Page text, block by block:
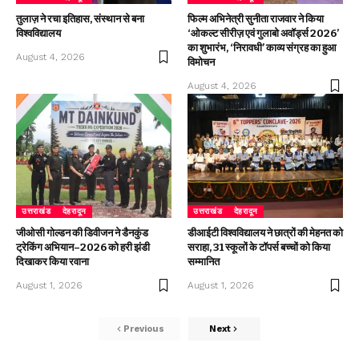
तुलाज़ ने रचा इतिहास, संस्थान से बना
विश्वविद्यालय
August 4, 2026
फिल्म अभिनेत्री सुनीता राजवार ने किया
‘ओकल्ट सीरीज़ एवं गुलाबो अवॉर्ड्स 2026’
का शुभारंभ, ‘निरावधी’ काव्य संग्रह का हुआ
विमोचन
August 4, 2026
उत्तराखंड देहरादून
जीओसी गोल्डन की डिवीजन ने डैनकुंड
ट्रेकिंग अभियान–2026 को हरी झंडी
दिखाकर किया रवाना
August 1, 2026
उत्तराखंड देहरादून
डीआईटी विश्वविद्यालय ने छात्रों की मेहनत को
सराहा, 31 स्कूलों के टॉपर्स बच्चों को किया
सम्मानित
August 1, 2026
Previous Next